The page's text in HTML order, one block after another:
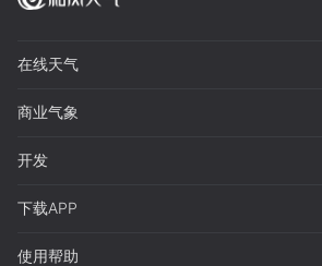
在线天气
商业气象
开发
下载APP
使用帮助